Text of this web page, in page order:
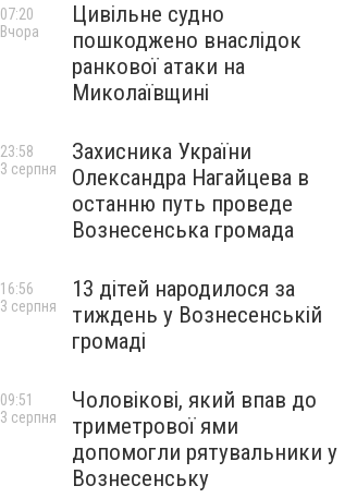
Цивільне судно
пошкоджено внаслідок
ранкової атаки на
Миколаївщині
07:20
Вчора
Захисника України
Олександра Нагайцева в
останню путь проведе
Вознесенська громада
23:58
3 серпня
13 дітей народилося за
тиждень у Вознесенській
громаді
16:56
3 серпня
Чоловікові, який впав до
триметрової ями
допомогли рятувальники у
Вознесенську
09:51
3 серпня